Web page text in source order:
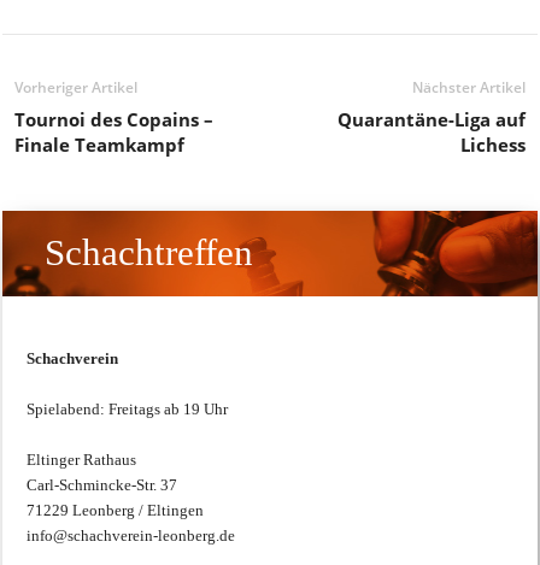
Vorheriger Artikel
Tournoi des Copains –
Finale Teamkampf
Nächster Artikel
Quarantäne-Liga auf
Lichess
Schachtreffen
Schachverein
Spielabend: Freitags ab 19 Uhr
Eltinger Rathaus
Carl-Schmincke-Str. 37
71229 Leonberg / Eltingen
info@schachverein-leonberg.de